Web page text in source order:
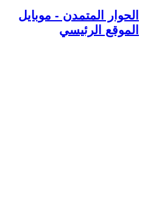
الحوار المتمدن - موبايل
الموقع الرئيسي